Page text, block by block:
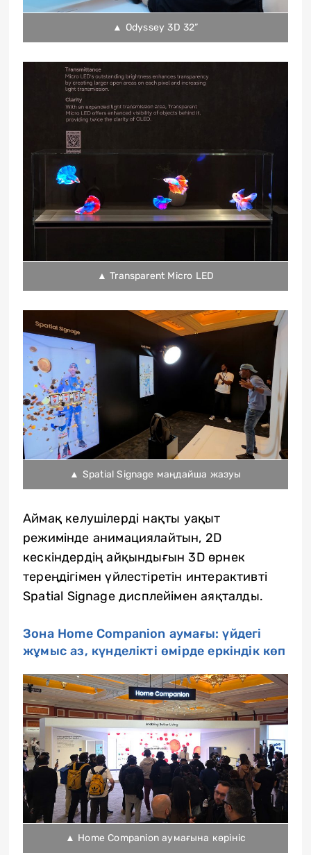
▲ Odyssey 3D 32”
▲ Transparent Micro LED
▲ Spatial Signage маңдайша жазуы
Аймақ келушілерді нақты уақыт
режимінде анимациялайтын, 2D
кескіндердің айқындығын 3D өрнек
тереңдігімен үйлестіретін интерактивті
Spatial Signage дисплейімен аяқталды.
Зона Home Companion аумағы: үйдегі
жұмыс аз, күнделікті өмірде еркіндік көп
▲ Home Companion аумағына көрініс